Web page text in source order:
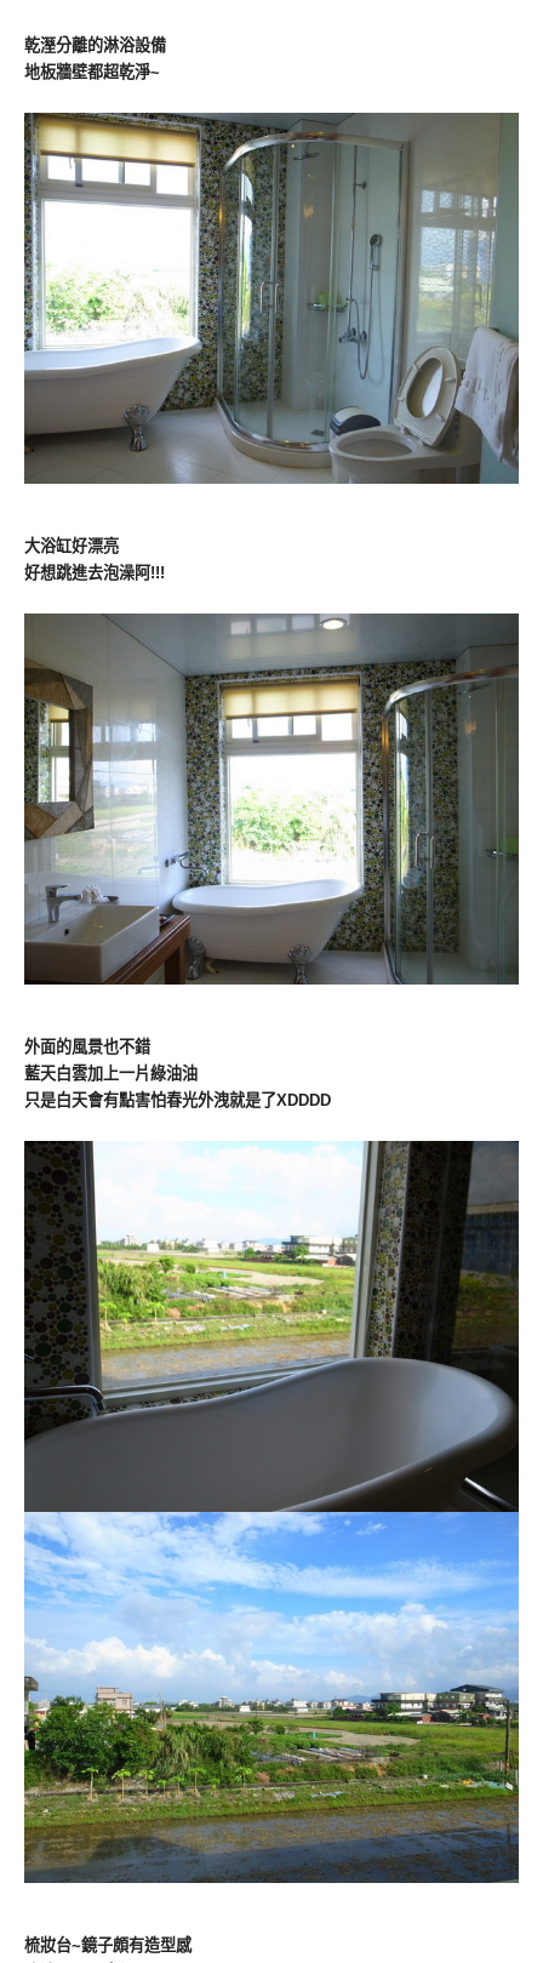
乾溼分離的淋浴設備
地板牆壁都超乾淨~
大浴缸好漂亮
好想跳進去泡澡阿!!!
外面的風景也不錯
藍天白雲加上一片綠油油
只是白天會有點害怕春光外洩就是了XDDDD
梳妝台~鏡子頗有造型感